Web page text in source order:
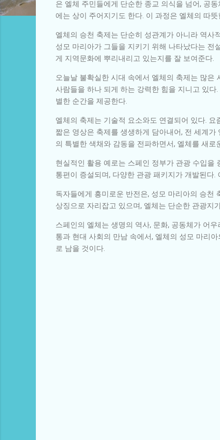
은 엘체 주민들에게 단순한 종교 의식을 넘어, 공
에는 상이 주어지기도 한다. 이 과정은 엘체의 따
엘체의 승천 축제는 단순히 성관계가 아니라 역사
성모 마리아가 그들을 지키기 위해 나타났다는 전
게 지역문화에 뿌리내리고 있는지를 잘 보여준다.
오늘날 불확실한 시대 속에서 엘체의 축제는 많은
사람들을 하나 되게 하는 강력한 힘을 지니고 있
별한 순간을 제공한다.
엘체의 축제는 기술적 요소와도 연결되어 있다.
짧은 영상은 축제를 생생하게 담아내어, 전 세계
의 특별한 색채와 감동을 전파하면서, 엘체를 새로
현실적인 활용 예로는 스페인 정부가 관광 수입을
통편이 증설되며, 다양한 관광 패키지가 개발된다
독자들에게 흥미로운 반전은, 성모 마리아의 승천
상징으로 자리잡고 있으며, 엘체는 단순한 관광지
스페인의 엘체는 생명의 역사, 문화, 공동체가 어
통과 현대 사회의 만남 속에서, 엘체의 성모 마리
로 남을 것이다.